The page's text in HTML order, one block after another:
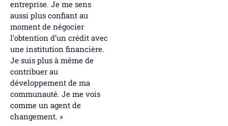
entreprise. Je me sens
aussi plus confiant au
moment de négocier
l’obtention d’un crédit avec
une institution financière.
Je suis plus à même de
contribuer au
développement de ma
communauté. Je me vois
comme un agent de
changement. »